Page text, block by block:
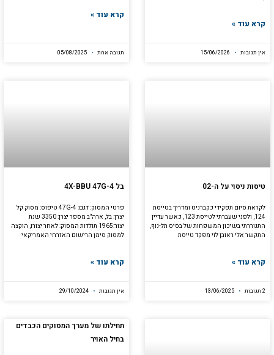
קרא עוד »
אין תגובות
קרא עוד »
תגובה אחת
טיסות ניסוי על ה-02
לקראת סיום תפקידי כקברניט ומדריך בטייסת
124, ולפני שעברתי לטייסת 123, כאשר עדיין
התגוררתי בשיכון המשפחות של בסיס תל-נוף,
התקשר אלי ראובן לוי מפקד טייסת
קרא עוד »
בל 4X-BBU 47G-4
פרטי המסוק: דגם: 47G-4 טיפוס: מסוק קל
יצרן: בל, ארה"ב מספר יצרן: 3350 שנת
יצור:1965 תולדות המסוק: לאחר יצורו, הוקצה
למסוק סימן הרישום האזרחי האמריקאי
קרא עוד »
אין תגובות
תחילתו של מערך המסוקים הכבדים
בחיל האויר